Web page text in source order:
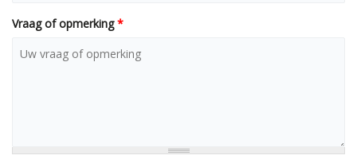
Vraag of opmerking*